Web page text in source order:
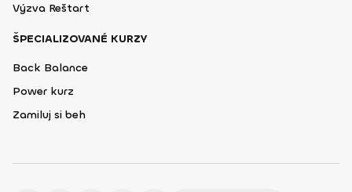
Výzva Reštart
ŠPECIALIZOVANÉ KURZY
Back Balance
Power kurz
Zamiluj si beh